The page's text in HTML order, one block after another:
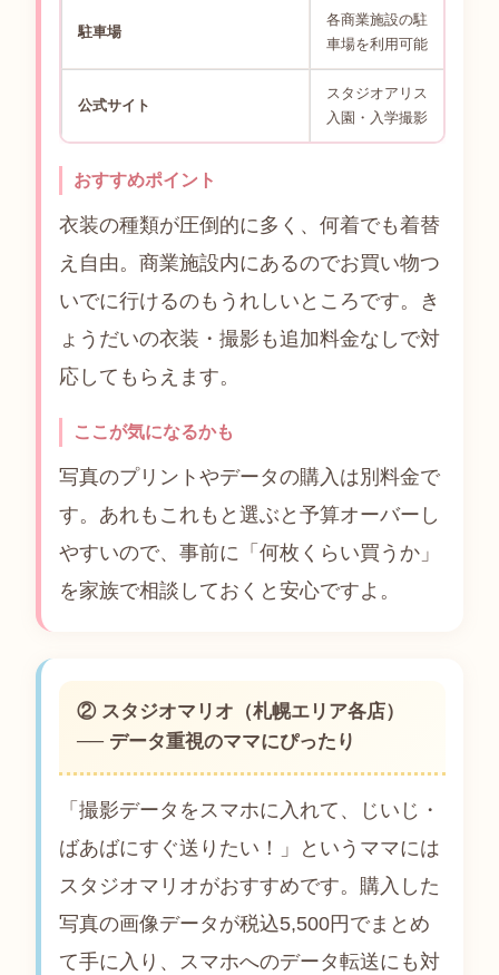
駐車場
各商業施設の駐
車場を利用可能
公式サイト
スタジオアリス
入園・入学撮影
おすすめポイント
衣装の種類が圧倒的に多く、何着でも着替
え自由。商業施設内にあるのでお買い物つ
いでに行けるのもうれしいところです。き
ょうだいの衣装・撮影も追加料金なしで対
応してもらえます。
ここが気になるかも
写真のプリントやデータの購入は別料金で
す。あれもこれもと選ぶと予算オーバーし
やすいので、事前に「何枚くらい買うか」
を家族で相談しておくと安心ですよ。
② スタジオマリオ（札幌エリア各店）
── データ重視のママにぴったり
「撮影データをスマホに入れて、じいじ・
ばあばにすぐ送りたい！」というママには
スタジオマリオがおすすめです。購入した
写真の画像データが税込5,500円でまとめ
て手に入り、スマホへのデータ転送にも対